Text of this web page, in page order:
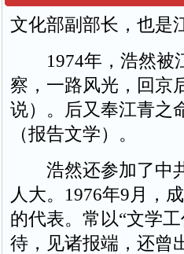
文化部副部长，也是
1974年，浩然被江
察，一路风光，回京
说）。后又奉江青之
（报告文学）。
浩然还参加了中共
人大。1976年9月，
的代表。常以“文学
待，见诸报端，还曾